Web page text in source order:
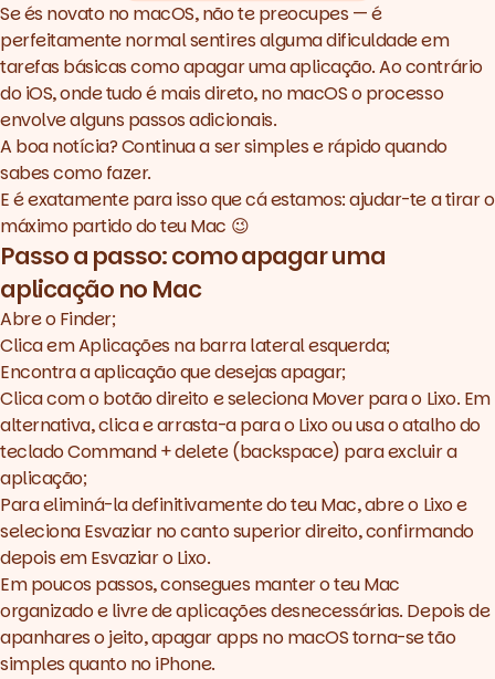
Se és novato no macOS, não te preocupes — é
perfeitamente normal sentires alguma dificuldade em
tarefas básicas como apagar uma aplicação. Ao contrário
do iOS, onde tudo é mais direto, no macOS o processo
envolve alguns passos adicionais.
A boa notícia? Continua a ser simples e rápido quando
sabes como fazer.
E é exatamente para isso que cá estamos: ajudar-te a tirar o
máximo partido do teu Mac 😉
Passo a passo: como apagar uma
aplicação no Mac
Abre oFinder;
Clica emAplicaçõesna barra lateral esquerda;
Encontra a aplicação que desejas apagar;
Clica com o botão direito e selecionaMover para o Lixo. Em
alternativa,clicae arrasta-apara o Lixo ou usa o atalho do
tecladoCommand + delete (backspace) para excluir a
aplicação;
Para eliminá-la definitivamente do teu Mac, abre o Lixo e
selecionaEsvaziarno canto superior direito, confirmando
depois emEsvaziar o Lixo.
Em poucos passos, consegues manter o teu Mac
organizado e livre de aplicações desnecessárias. Depois de
apanhares o jeito, apagar apps no macOS torna-se tão
simples quanto no iPhone.